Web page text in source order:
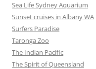
Sea Life Sydney Aquarium
Sunset cruises in Albany WA
Surfers Paradise
Taronga Zoo
The Indian Pacific
The Spirit of Queensland